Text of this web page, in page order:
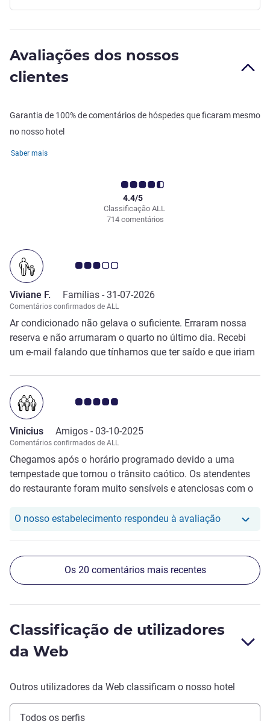
Avaliações dos nossos
clientes
Garantia de 100% de comentários de hóspedes que ficaram mesmo
no nosso hotel
Saber mais
Classificação ALL
4.4/5
714 comentários
Nota clientes Avis 3.0/5
Viviane F. Famílias - 31-07-2026
Comentários confirmados de ALL
Ar condicionado não gelava o suficiente. Erraram nossa
reserva e não arrumaram o quarto no último dia. Recebi
um e-mail falando que tínhamos que ter saído e que iriam
mas mesmo assim cobraram 92 euros a mais no nosso
cartão.
Nota clientes Avis 5.0/5
Vinicius Amigos - 03-10-2025
Comentários confirmados de ALL
Chegamos após o horário programado devido a uma
tempestade que tornou o trânsito caótico. Os atendentes
do restaurante foram muito sensíveis e atenciosas com o
O nosso estabelecimento respondeu à avaliaçãoO nosso
Os 20 comentários mais recentes
Classificação de utilizadores
da Web
Outros utilizadores da Web classificam o nosso hotel
Todos os perfis